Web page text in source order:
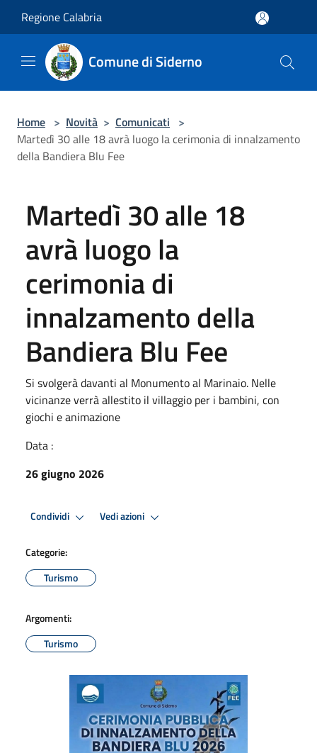
Regione Calabria
Comune di Siderno
Home > Novità > Comunicati >
Martedì 30 alle 18 avrà luogo la cerimonia di innalzamento
della Bandiera Blu Fee
Martedì 30 alle 18
avrà luogo la
cerimonia di
innalzamento della
Bandiera Blu Fee
Si svolgerà davanti al Monumento al Marinaio. Nelle
vicinanze verrà allestito il villaggio per i bambini, con
giochi e animazione
Data :
26 giugno 2026
Condividi Vedi azioni
Categorie:
Turismo
Argomenti:
Turismo